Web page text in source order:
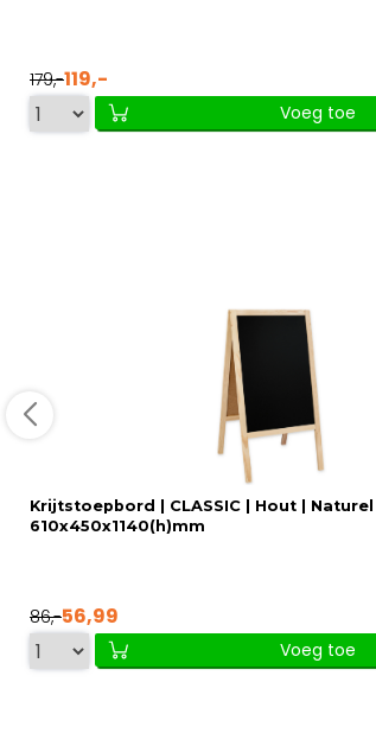
179,-119,-
Voeg toe
Krijtstoepbord | CLASSIC | Hout | Naturel |
610x450x1140(h)mm
86,-56,99
Voeg toe